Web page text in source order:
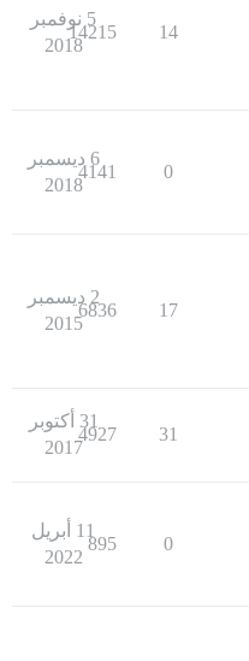
14
14215
5 نوفمبر
2018
0
4141
6 ديسمبر
2018
17
6836
2 ديسمبر
2015
31
4927
31 أكتوبر
2017
0
895
11 أبريل
2022